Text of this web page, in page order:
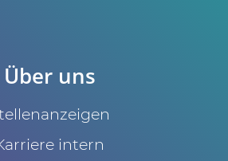
Über uns
intern